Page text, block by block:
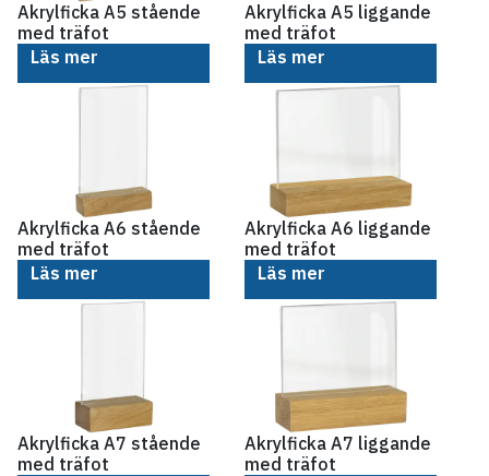
Akrylficka A5 stående
med träfot
Läs mer
Akrylficka A5 liggande
med träfot
Läs mer
Akrylficka A6 stående
med träfot
Läs mer
Akrylficka A6 liggande
med träfot
Läs mer
Akrylficka A7 stående
med träfot
Akrylficka A7 liggande
med träfot